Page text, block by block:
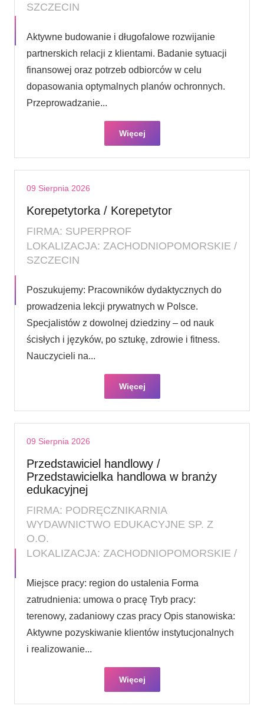
SZCZECIN
Aktywne budowanie i długofalowe rozwijanie
partnerskich relacji z klientami. Badanie sytuacji
finansowej oraz potrzeb odbiorców w celu
dopasowania optymalnych planów ochronnych.
Przeprowadzanie...
Więcej
09 Sierpnia 2026
Korepetytorka / Korepetytor
FIRMA: SUPERPROF
LOKALIZACJA: ZACHODNIOPOMORSKIE /
SZCZECIN
Poszukujemy: Pracowników dydaktycznych do
prowadzenia lekcji prywatnych w Polsce.
Specjalistów z dowolnej dziedziny – od nauk
ścisłych i języków, po sztukę, zdrowie i fitness.
Nauczycieli na...
Więcej
09 Sierpnia 2026
Przedstawiciel handlowy /
Przedstawicielka handlowa w branży
edukacyjnej
FIRMA: PODRĘCZNIKARNIA
WYDAWNICTWO EDUKACYJNE SP. Z
O.O.
LOKALIZACJA: ZACHODNIOPOMORSKIE /
Miejsce pracy: region do ustalenia Forma
zatrudnienia: umowa o pracę Tryb pracy:
terenowy, zadaniowy czas pracy Opis stanowiska:
Aktywne pozyskiwanie klientów instytucjonalnych
i realizowanie...
Więcej